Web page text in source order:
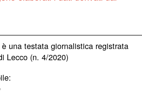
è una testata giornalistica registrata
Lecco (n. 4/2020)